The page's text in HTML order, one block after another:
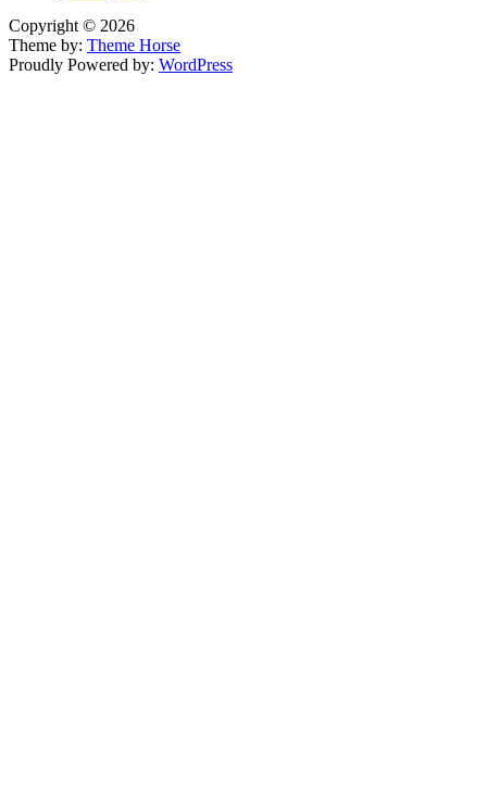
Copyright © 2026
Theme by: Theme Horse
Proudly Powered by: WordPress